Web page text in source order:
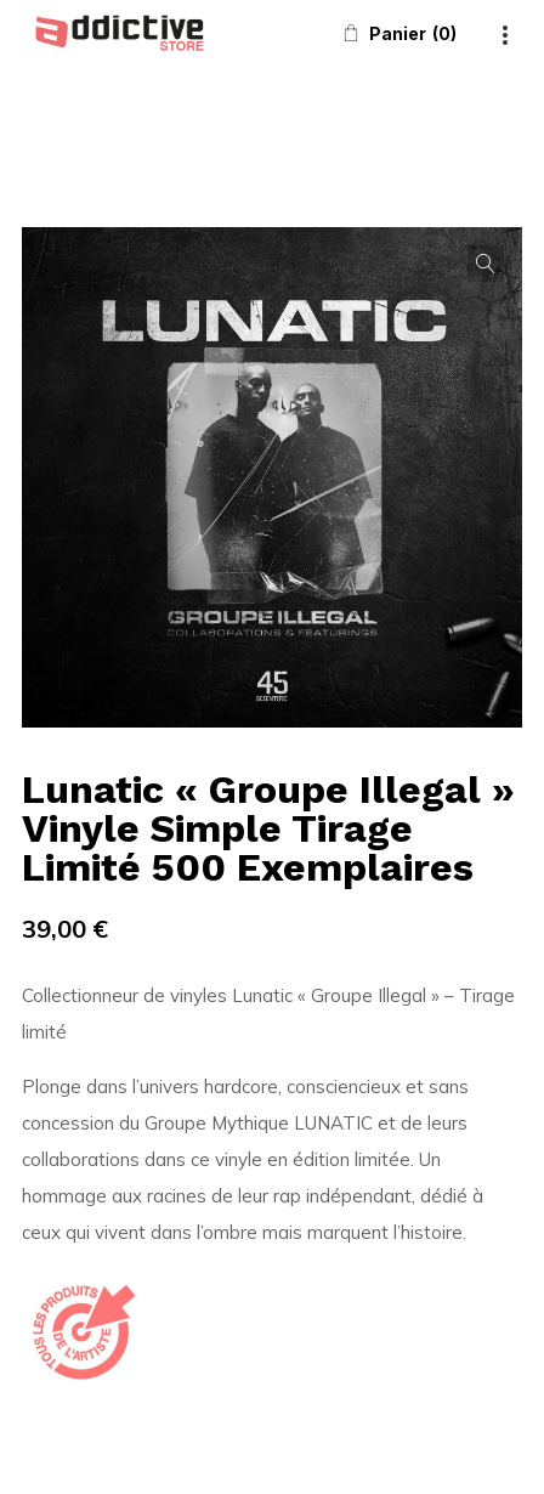
Panier 0
Lunatic « Groupe Illegal »
Vinyle Simple Tirage
Limité 500 Exemplaires
39,00 €
Collectionneur de vinyles Lunatic « Groupe Illegal » – Tirage
limité
Plonge dans l’univers hardcore, consciencieux et sans
concession du Groupe Mythique LUNATIC et de leurs
collaborations dans ce vinyle en édition limitée. Un
hommage aux racines de leur rap indépendant, dédié à
ceux qui vivent dans l’ombre mais marquent l’histoire.